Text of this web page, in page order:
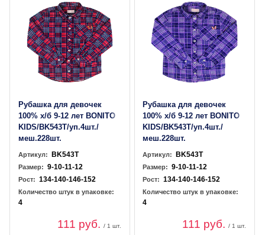
Рубашка для девочек
100% х/б 9-12 лет BONITO
KIDS/BK543T/уп.4шт./
меш.228шт.
Артикул: BK543T
Размер: 9-10-11-12
Рост: 134-140-146-152
Количество штук в упаковке:
4
111 руб./ 1 шт.
Рубашка для девочек
100% х/б 9-12 лет BONITO
KIDS/BK543T/уп.4шт./
меш.228шт.
Артикул: BK543T
Размер: 9-10-11-12
Рост: 134-140-146-152
Количество штук в упаковке:
4
111 руб./ 1 шт.